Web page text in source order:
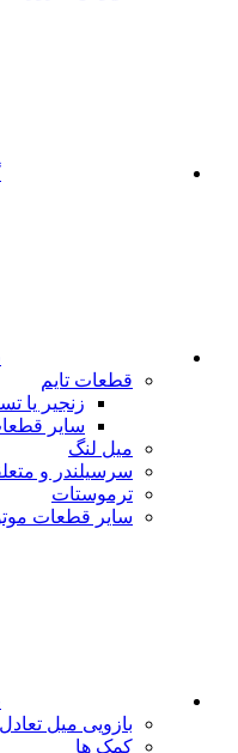
قطعات تایم
زنجیر یا
سایر
میل لنگ
سرسیلندر و
ترموستات
سایر قطعات
بازویی میل تعادل
کمک ها